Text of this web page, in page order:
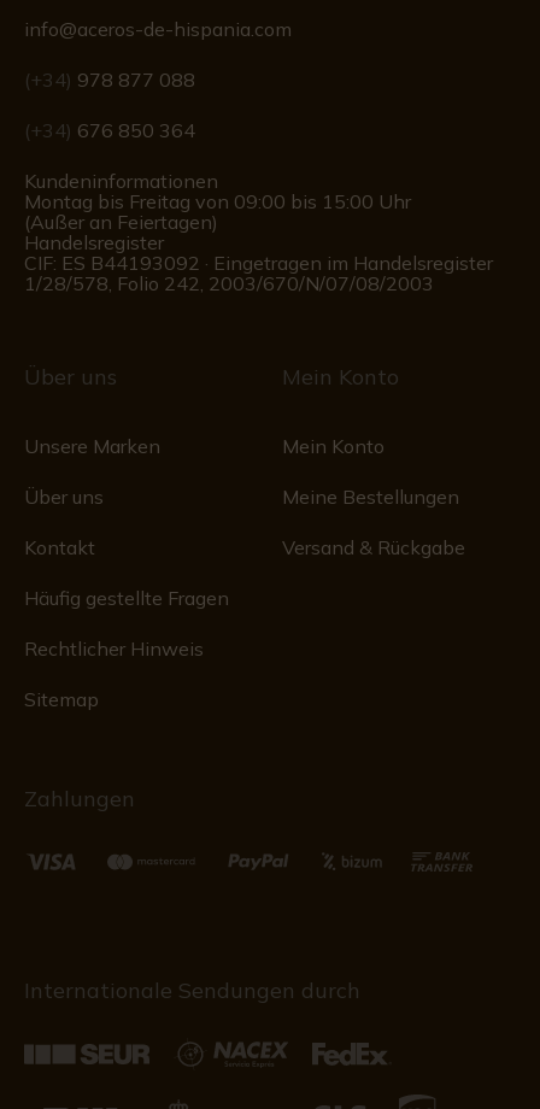
info@aceros-de-hispania.com
(+34) 978 877 088
(+34) 676 850 364
Kundeninformationen
Montag bis Freitag von 09:00 bis 15:00 Uhr
(Außer an Feiertagen)
Handelsregister
CIF: ES B44193092 · Eingetragen im Handelsregister
1/28/578, Folio 242, 2003/670/N/07/08/2003
Über uns
Unsere Marken
Über uns
Kontakt
Häufig gestellte Fragen
Rechtlicher Hinweis
Sitemap
Mein Konto
Mein Konto
Meine Bestellungen
Versand & Rückgabe
Zahlungen
Internationale Sendungen durch